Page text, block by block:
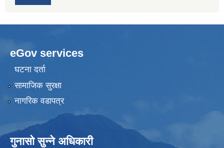
eGov services
घटना दर्ता
सामाजिक सुरक्षा
नागरिक वडापत्र
गुनासो सुन्ने अधिकारी